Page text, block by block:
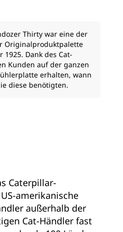
Thirty war eine der
Originalproduktpalette
1925. Dank des Cat-
Kunden auf der ganzen
erhalten, wann
diese benötigten.
Caterpillar-
amerikanische
außerhalb der
Cat-Händler fast